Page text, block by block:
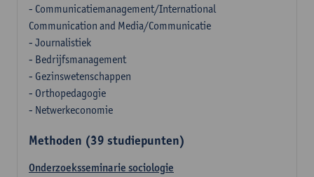
- Communicatiemanagement/International
Communication and Media/Communicatie
- Journalistiek
- Bedrijfsmanagement
- Gezinswetenschappen
- Orthopedagogie
- Netwerkeconomie
Methoden (39 studiepunten)
Onderzoeksseminarie sociologie